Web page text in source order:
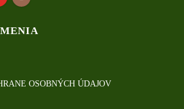
OSOBNÝCH ÚDAJOV